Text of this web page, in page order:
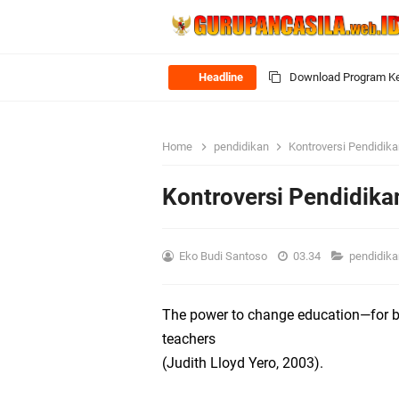
Headline Modul Ajar SKI MTs
Modul Ajar IPA MTs
Modul Seni Rupa
Download Modul
Home pendidikan Kontroversi
Kontroversi
Eko Budi Santoso 03.34
The power to change education—for
teachers
(Judith Lloyd Yero, 2003).